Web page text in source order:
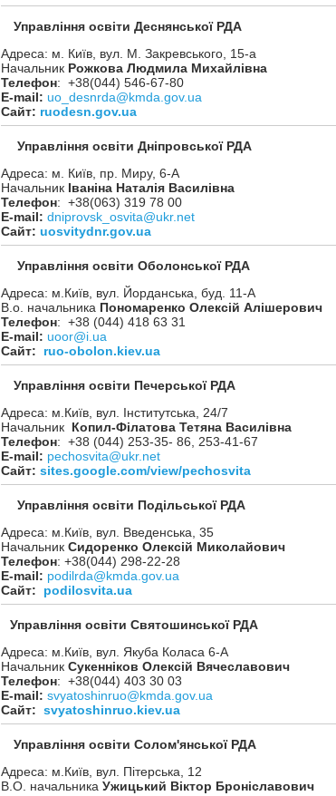
Управління освіти Деснянської РДА
Адреса: м. Київ, вул. М. Закревського, 15-а
Начальник Рожкова Людмила Михайлівна
Телефон: +38(044) 546-67-80
Е-mail: uo_desnrda@kmda.gov.ua
Сайт: ruodesn.gov.ua
Управління освіти Днiпровської РДА
Адреса: м. Київ, пр. Миру, 6-А
Начальник Іваніна Наталія Василівна
Телефон: +38(063) 319 78 00
Е-mail: dniprovsk_osvita@ukr.net
Сайт: uosvitydnr.gov.ua
Управління освіти Оболонської РДА
Адреса: м.Київ, вул. Йорданська, буд. 11-А
В.о. начальника Пономаренко Олексій Алішерович
Телефон: +38 (044) 418 63 31
Е-mail: uoor@i.ua
Сайт: ruo-obolon.kiev.ua
Управління освіти Печерської РДА
Адреса: м.Київ, вул. Інститутська, 24/7
НачальникКопил-Філатова Тетяна Василівна
Телефон: +38 (044) 253-35- 86, 253-41-67
Е-mail: pechosvita@ukr.net
Сайт: sites.google.com/view/pechosvita
Управління освіти Подiльської РДА
Адреса: м.Київ, вул. Введенська, 35
Начальник Сидоренко Олексій Миколайович
Телефон: +38(044) 298-22-28
Е-mail: podilrda@kmda.gov.ua
Сайт: podilosvita.ua
Управління освіти Святошинської РДА
Адреса: м.Київ, вул. Якуба Коласа 6-А
Начальник Сукенніков Олексій Вячеславович
Телефон: +38(044) 403 30 03
Е-mail: svyatoshinruo@kmda.gov.ua
Сайт: svyatoshinruo.kiev.ua
Управління освіти Солом'янської РДА
Адреса: м.Київ, вул. Пітерська, 12
В.О. начальника Ужицький Віктор Броніславович